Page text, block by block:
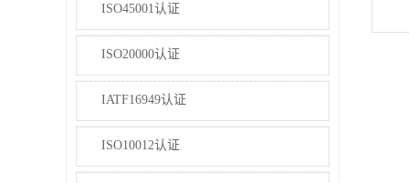
ISO45001认证
ISO20000认证
IATF16949认证
ISO10012认证